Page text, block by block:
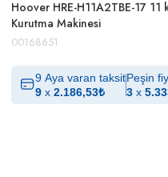
Hoover HRE-H11A2TBE-17 11
Kurutma Makinesi
00168651
9 Aya varan taksit
9 x 2.186,53₺
Peşin
3 x